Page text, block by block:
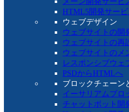
HTML5開発サービ
ウェブデザイン
ウェブサイトの開
ウェブサイトの再
ウェブサイトのメ
レスポンシブウェ
PSDからHTMLへ
ブロックチェーン
イーサリアムブロ
チャットボット開